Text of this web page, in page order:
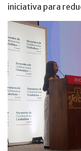
iniciativa para